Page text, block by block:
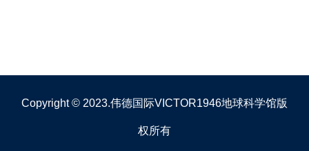
Copyright © 2023.伟德国际VICTOR1946地球科学馆版
权所有